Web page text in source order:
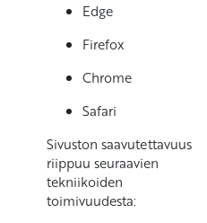
Edge
Firefox
Chrome
Safari
Sivuston saavutettavuus
riippuu seuraavien
tekniikoiden
toimivuudesta: